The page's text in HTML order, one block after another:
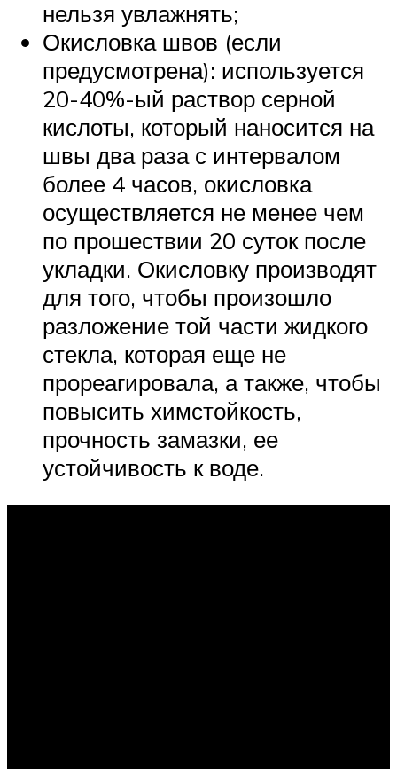
нельзя увлажнять;
Окисловка швов (если
предусмотрена): используется
20-40%-ый раствор серной
кислоты, который наносится на
швы два раза с интервалом
более 4 часов, окисловка
осуществляется не менее чем
по прошествии 20 суток после
укладки. Окисловку производят
для того, чтобы произошло
разложение той части жидкого
стекла, которая еще не
прореагировала, а также, чтобы
повысить химстойкость,
прочность замазки, ее
устойчивость к воде.